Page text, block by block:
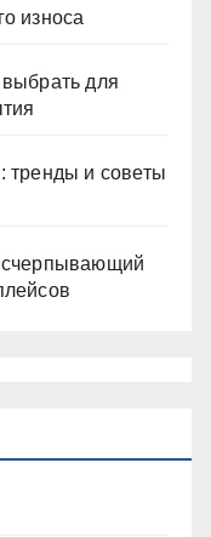
износа
для
тренды и советы